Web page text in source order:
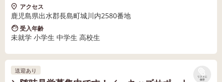
アクセス
鹿児島県出水郡長島町城川内2580番地
受入年齢
未就学 小学生 中学生 高校生
リストに
保存
送迎あり